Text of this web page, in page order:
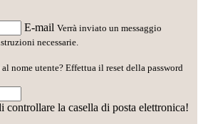
E-mail Verrà inviato un messaggio
necessarie.
nome utente? Effettua il reset della password
controllare la casella di posta elettronica!